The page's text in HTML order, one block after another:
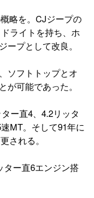
略を。CJジープの
ライトを持ち、ホ
プとして改良。
ソフトトップとオ
可能であった。
ー直4、4.2リッタ
MT。そして91年に
される。
ー直6エンジン搭